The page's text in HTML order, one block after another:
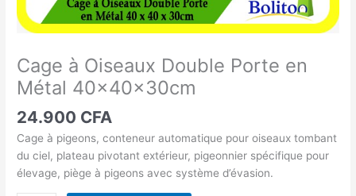
Cage à Oiseaux Double Porte en
Métal 40x40x30cm
24.900 CFA
Cage à pigeons, conteneur automatique pour oiseaux tombant
du ciel, plateau pivotant extérieur, pigeonnier spécifique pour
élevage, piège à pigeons avec système d’évasion.